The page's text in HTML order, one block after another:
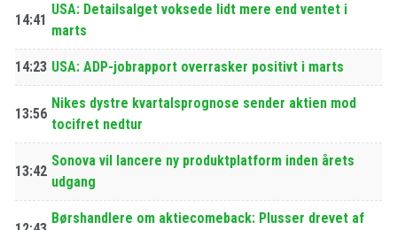
14:41
USA: Detailsalget voksede lidt mere end ventet i
marts
14:23 USA: ADP-jobrapport overrasker positivt i marts
13:56
Nikes dystre kvartalsprognose sender aktien mod
tocifret nedtur
13:42
Sonova vil lancere ny produktplatform inden årets
udgang
Børshandlere om aktiecomeback: Plusser drevet af